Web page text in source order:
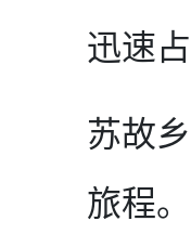
迅速
苏故
旅程